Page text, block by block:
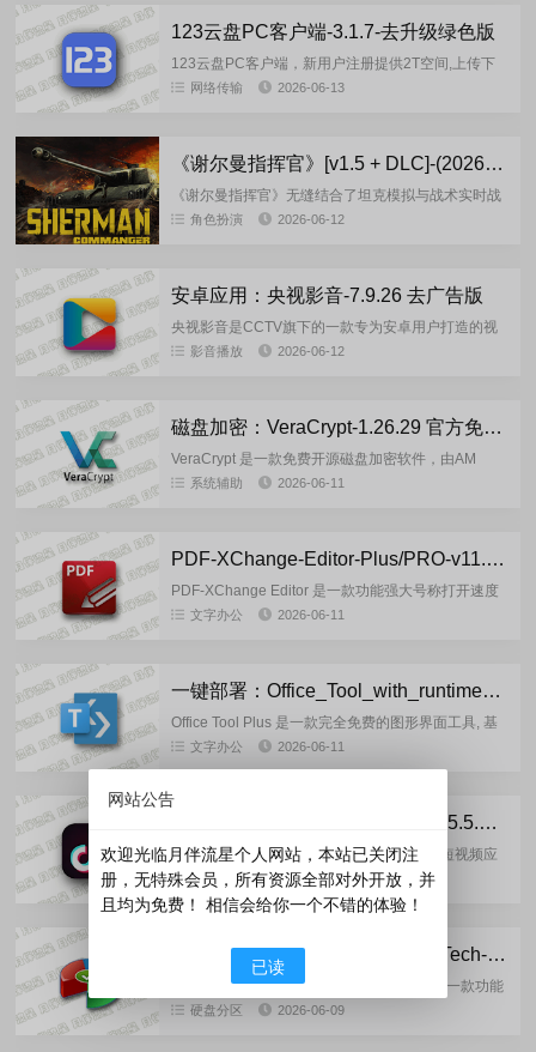
123云盘PC客户端-3.1.7-去升级绿色版
123云盘PC客户端，新用户注册提供2T空间,上传下
载不限速,分享免登录下载.123云盘客户端可以在电脑
网络传输 2026-06-13
《谢尔曼指挥官》[v1.5 + DLC]-(2026)-|FitGirl 多语言重制版
《谢尔曼指挥官》无缝结合了坦克模拟与战术实时战
略的新颖体验。你将扮演传奇的美国M4谢尔曼坦克指
角色扮演 2026-06-12
安卓应用：央视影音-7.9.26 去广告版
央视影音是CCTV旗下的一款专为安卓用户打造的视
频播放软件，它不仅集合了央视众多频道的直播内
影音播放 2026-06-12
磁盘加密：VeraCrypt-1.26.29 官方免费版
VeraCrypt 是一款免费开源磁盘加密软件，由AM
Crypto 基于另一款软件TrueCrypt 7.1a 开发，适用于
系统辅助 2026-06-11
PDF-XChange-Editor-Plus/PRO-v11.0.1.0 中文安装版
PDF-XChange Editor 是一款功能强大号称打开速度
最快的PDF编辑器软件及PDF阅读器,PDF-XChange
文字办公 2026-06-11
一键部署：Office_Tool_with_runtime_v11.5.7.0 (2026.06.10) 官方绿色版
Office Tool Plus 是一款完全免费的图形界面工具, 基
于 Office 部署工具 (ODT) 打造， 可以让你选择安装
文字办公 2026-06-11
安卓应用：TikTok 抖音国际版 v45.5.5 去广告解锁版
TikTok抖音国际版App，是全球最受欢迎的短视频应
用，海外版TikTok下载量横扫全球常居榜首，主要面
向海外用户，各种生活纪录、表演、舞蹈等短视频内
容应有尽...
影音播放 2026-06-10
傲梅无损分区：AOMEI PAssist-Tech-v10.11.0 中文绿色版
AOMEI Partition Assistant(傲梅分区助手)是一款功能
强大的硬盘和分区管理软件，旨在帮助用户管理硬盘
硬盘分区 2026-06-09
网站公告
欢迎光临月伴流星个人网站，本站已关闭注
册，无特殊会员，所有资源全部对外开放，并
且均为免费！ 相信会给你一个不错的体验！
已读